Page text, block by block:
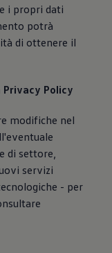
i propri dati
potrà
di ottenere il
Policy
modifiche nel
di settore,
servizi
- per